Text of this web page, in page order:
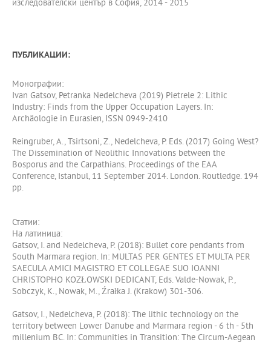
изследователски център в София, 2014 - 2015
ПУБЛИКАЦИИ:
Монографии:
Ivan Gatsov, Petranka Nedelcheva (2019) Pietrele 2: Lithic
Industry: Finds from the Upper Occupation Layers. In:
Archäologie in Eurasien, ISSN 0949-2410
Reingruber, A., Tsirtsoni, Z., Nedelcheva, P. Eds. (2017) Going West?
The Dissemination of Neolithic Innovations between the
Bosporus and the Carpathians. Proceedings of the EAA
Conference, Istanbul, 11 September 2014. London. Routledge. 194
pp.
Статии:
На латиница:
Gatsov, I. and Nedelcheva, P. (2018): Bullet core pendants from
South Marmara region. In: MULTAS PER GENTES ET MULTA PER
SAECULA AMICI MAGISTRO ET COLLEGAE SUO IOANNI
CHRISTOPHO KOZŁOWSKI DEDICANT, Eds. Valde-Nowak, P.,
Sobczyk, K., Nowak, M., Źrałka J. (Krakow) 301-306.
Gatsov, I., Nedelcheva, P. (2018): The lithic technology on the
territory between Lower Danube and Marmara region - 6 th - 5th
millenium BC. In: Communities in Transition: The Circum-Aegean